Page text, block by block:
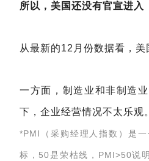
所以，美国还没有官宣进入
从最新的12月份数据看，
一方面，制造业和非制造
下，企业经营情况不太乐观。
*PMI（采购经理人指数）是
标，50是荣枯线，PMI>50说